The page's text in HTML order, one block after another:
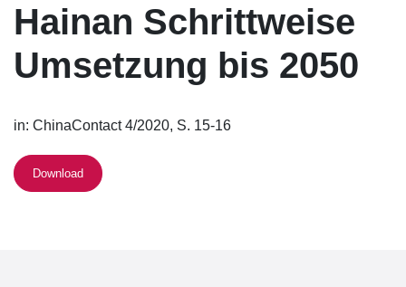
Hainan Schrittweise
Umsetzung bis 2050
in: ChinaContact 4/2020, S. 15-16
Download